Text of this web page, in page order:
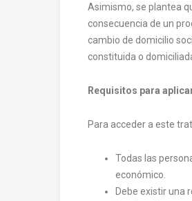
Asimismo, se plantea
consecuencia de un
cambio de domicilio
constituida o
Requisitos para
Para acceder a este
Todas las
económico.
Debe existir una